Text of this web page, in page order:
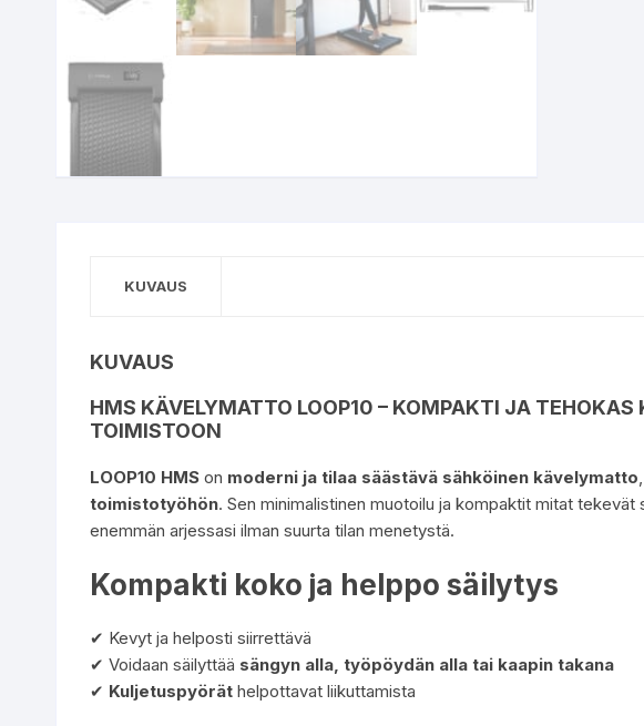
KUVAUS
KUVAUS
HMS KÄVELYMATTO LOOP10 – KOMPAKTI JA
TOIMISTOON
LOOP10 HMS on moderni ja tilaa säästävä sähköinen kävelymatto
toimistotyöhön. Sen minimalistinen muotoilu ja kompaktit mitat tekevät
enemmän arjessasi ilman suurta tilan menetystä.
Kompakti koko ja helppo säilytys
✔ Kevyt ja helposti siirrettävä
✔ Voidaan säilyttää sängyn alla, työpöydän alla tai kaapin takana
✔ Kuljetuspyörät helpottavat liikuttamista